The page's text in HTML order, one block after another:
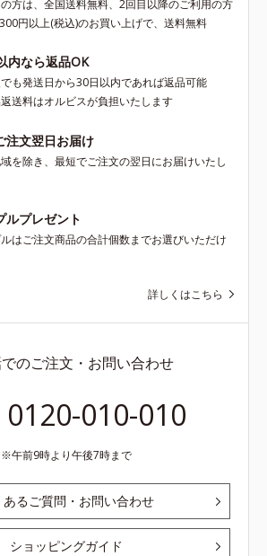
方は、全国送料無料、2回目以降のご利用の方
円以上(税込)のお買い上げで、送料無料
内なら返品OK
も発送日から30日以内であれば返品可能
送料はオルビスが負担いたします
注文翌日お届け
を除き、最短でご注文の翌日にお届けいたし
ルプレゼント
はご注文商品の合計個数までお選びいただけ
詳しくはこちら
のご注文・お問い合わせ
0120-010-010
午前9時より午後7時まで
あるご質問・お問い合わせ
ショッピングガイド